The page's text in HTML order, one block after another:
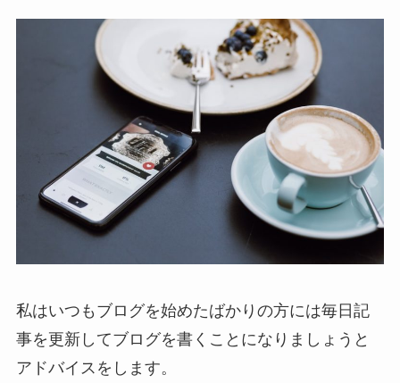
私はいつもブログを始めたばかりの方には毎日記
事を更新してブログを書くことになりましょうと
アドバイスをします。